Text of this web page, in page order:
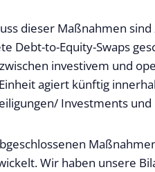
dieser Maßnahmen
Debt-to-Equity-Swaps
investivem und
agiert künftig
Investments
Wir haben unsere